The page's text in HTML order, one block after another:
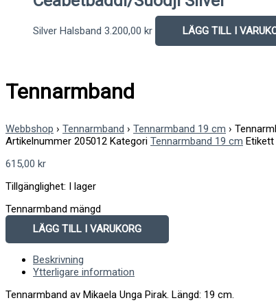
Silver Halsband 3.200,00 kr LÄGG TILL I
Tennarmband
Webbshop › Tennarmband › Tennarmband 19 cm ›
Artikelnummer 205012 Kategori Tennarmband 19 cm Etikett
615,00 kr
Tillgänglighet:
I lager
Tennarmband mängd
LÄGG TILL I VARUKORG
Beskrivning
Ytterligare information
Tennarmband av Mikaela Unga Pirak. Längd: 19 cm.